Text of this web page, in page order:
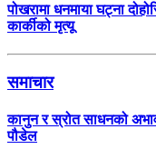
पोखरामा धनमाया घट्ना
कार्कीको मृत्यू
समाचार
कानुन र स्रोत साधनको
पौडेल